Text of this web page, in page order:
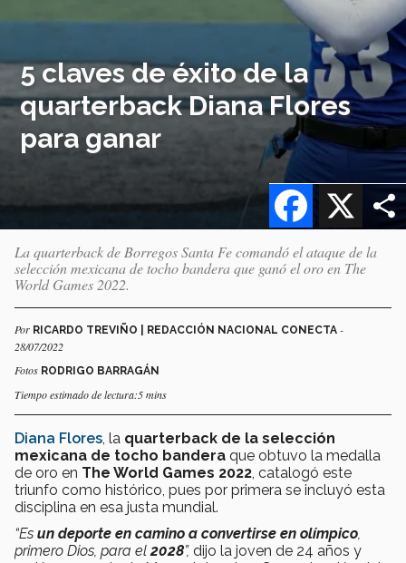
5 claves de éxito de la
quarterback Diana Flores
para ganar
X
Facebook
La quarterback de Borregos Santa Fe comandó el ataque de la
selección mexicana de tocho bandera que ganó el oro en The
World Games 2022.
Por RICARDO TREVIÑO | REDACCIÓN NACIONAL CONECTA -
28/07/2022
Fotos RODRIGO BARRAGÁN
Tiempo estimado de lectura:5 mins
Diana Flores , la quarterback de la selección
mexicana de tocho bandera que obtuvo la medalla
de oro en The World Games 2022 , catalogó este
triunfo como histórico, pues por primera se incluyó esta
disciplina en esa justa mundial.
“Es un deporte en camino a convertirse en olímpico
primero Dios, para el 2028”, dijo la joven de 24 años y